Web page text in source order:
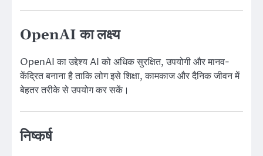
OpenAI का लक्ष्य
OpenAI का उद्देश्य AI को अधिक सुरक्षित, उपयोगी और मानव-
केंद्रित बनाना है ताकि लोग इसे शिक्षा, कामकाज और दैनिक जीवन में
बेहतर तरीके से उपयोग कर सकें।
निष्कर्ष